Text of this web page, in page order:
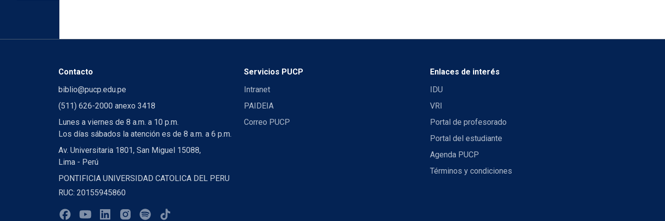
Contacto
biblio@pucp.edu.pe
(511) 626-2000 anexo 3418
Lunes a viernes de 8 a.m. a 10 p.m.
Los días sábados la atención es de 8 a.m. a 6 p.m.
Av. Universitaria 1801, San Miguel 15088,
Lima - Perú
PONTIFICIA UNIVERSIDAD CATOLICA DEL PERU
RUC: 20155945860
Servicios PUCP
Intranet
PAIDEIA
Correo PUCP
Enlaces de interés
IDU
VRI
Portal de profesorado
Portal del estudiante
Agenda PUCP
Términos y condiciones